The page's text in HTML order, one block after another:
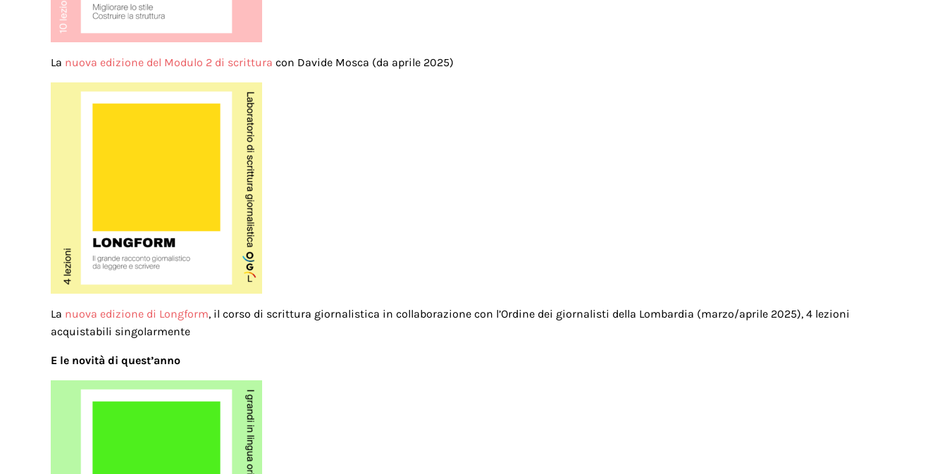
La nuova edizione del Modulo 2 di scrittura con Davide Mosca (da aprile 2025)
La nuova edizione di Longform, il corso di scrittura giornalistica in collaborazione con l’Ordine dei giornalisti della Lombardia (marzo/aprile 2025), 4 lezioni
acquistabili singolarmente
E le novità di quest’anno